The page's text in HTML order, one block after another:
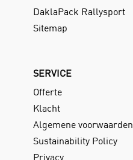
DaklaPack Rallysport
Sitemap
SERVICE
Offerte
Klacht
Algemene voorwaarden
Sustainability Policy
Privacy